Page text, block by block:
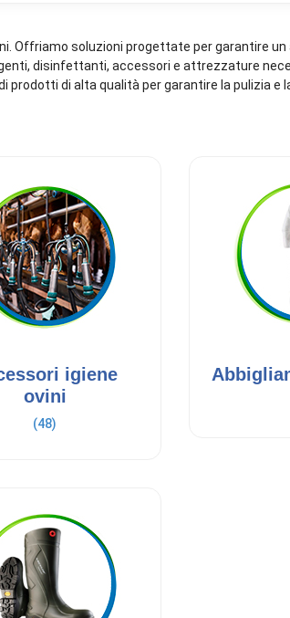
Offriamo soluzioni progettate per garantire un
disinfettanti, accessori e attrezzature
prodotti di alta qualità per garantire la pulizia e
igiene
ovini
(48)